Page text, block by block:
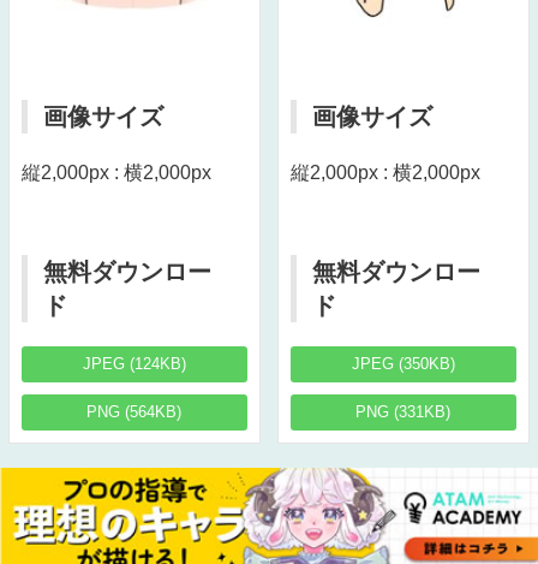
画像サイズ
縦2,000px : 横2,000px
無料ダウンロー
ド
JPEG (124KB)
PNG (564KB)
画像サイズ
縦2,000px : 横2,000px
無料ダウンロー
ド
JPEG (350KB)
PNG (331KB)